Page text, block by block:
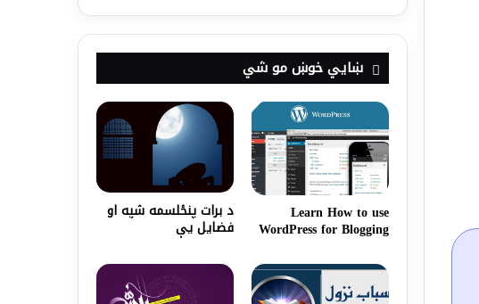
ښايي خوښ مو شي
Learn How to use
WordPress for Blogging
د برات پنځلسمه شپه او
فضایل یې